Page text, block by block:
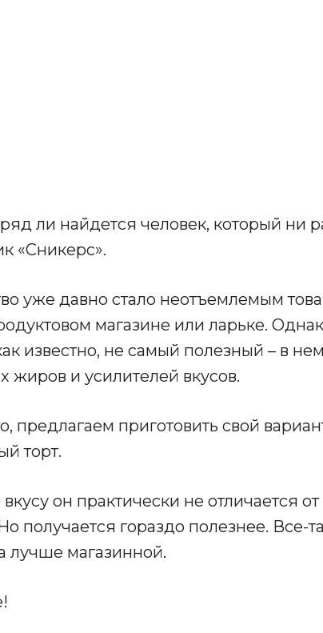
ли найдется человек, который ни
«Сникерс».
уже давно стало неотъемлемым
магазине или ларьке.
известно, не самый полезный – в
жиров и усилителей вкусов.
предлагаем приготовить свой
торт.
он практически не отличается
получается гораздо полезнее. Все-
лучше магазинной.